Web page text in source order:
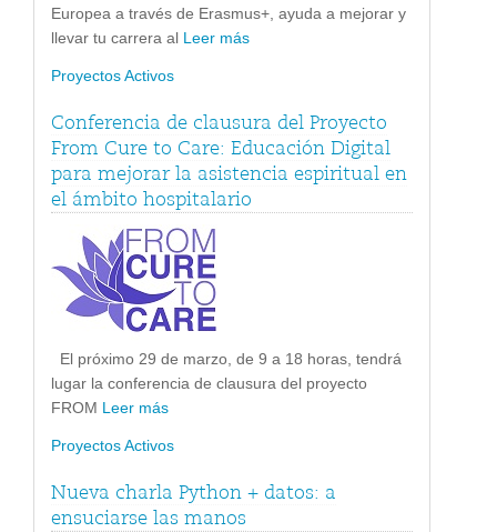
Europea a través de Erasmus+, ayuda a mejorar y
llevar tu carrera al Leer más
Proyectos Activos
Conferencia de clausura del Proyecto
From Cure to Care: Educación Digital
para mejorar la asistencia espiritual en
el ámbito hospitalario
El próximo 29 de marzo, de 9 a 18 horas, tendrá
lugar la conferencia de clausura del proyecto
FROM Leer más
Proyectos Activos
Nueva charla Python + datos: a
ensuciarse las manos